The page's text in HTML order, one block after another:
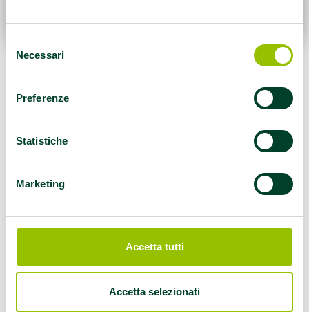
delNecessari
Preferenze
Statistiche
Marketing
Accetta tutti
Accetta selezionati
terza edizione dei
Azienda
. L’iniziativa propone attività
gratuite dedicate al benessere e alla
organizzati e guidati da tecnici esperti.
I gruppi cittadini sono quattro, con
appuntamenti settimanali o bisettimanali.
Ogni gruppo prevede 30 uscite complessive,
per favorire una pratica costante dell’attività